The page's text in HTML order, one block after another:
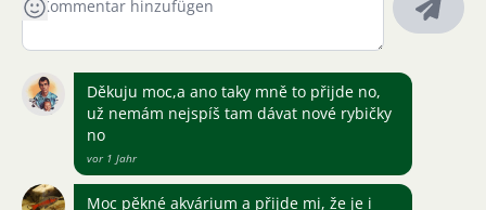
Děkuju moc,a ano taky mně to přijde no,
už nemám nejspíš tam dávat nové rybičky
no
vor 1 Jahr
Moc pěkné akvárium a přijde mi, že je i